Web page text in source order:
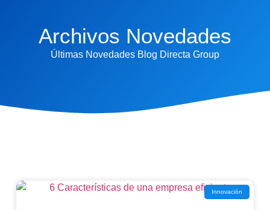
Archivos Novedades
Últimas Novedades Blog Directa Group
Innovación